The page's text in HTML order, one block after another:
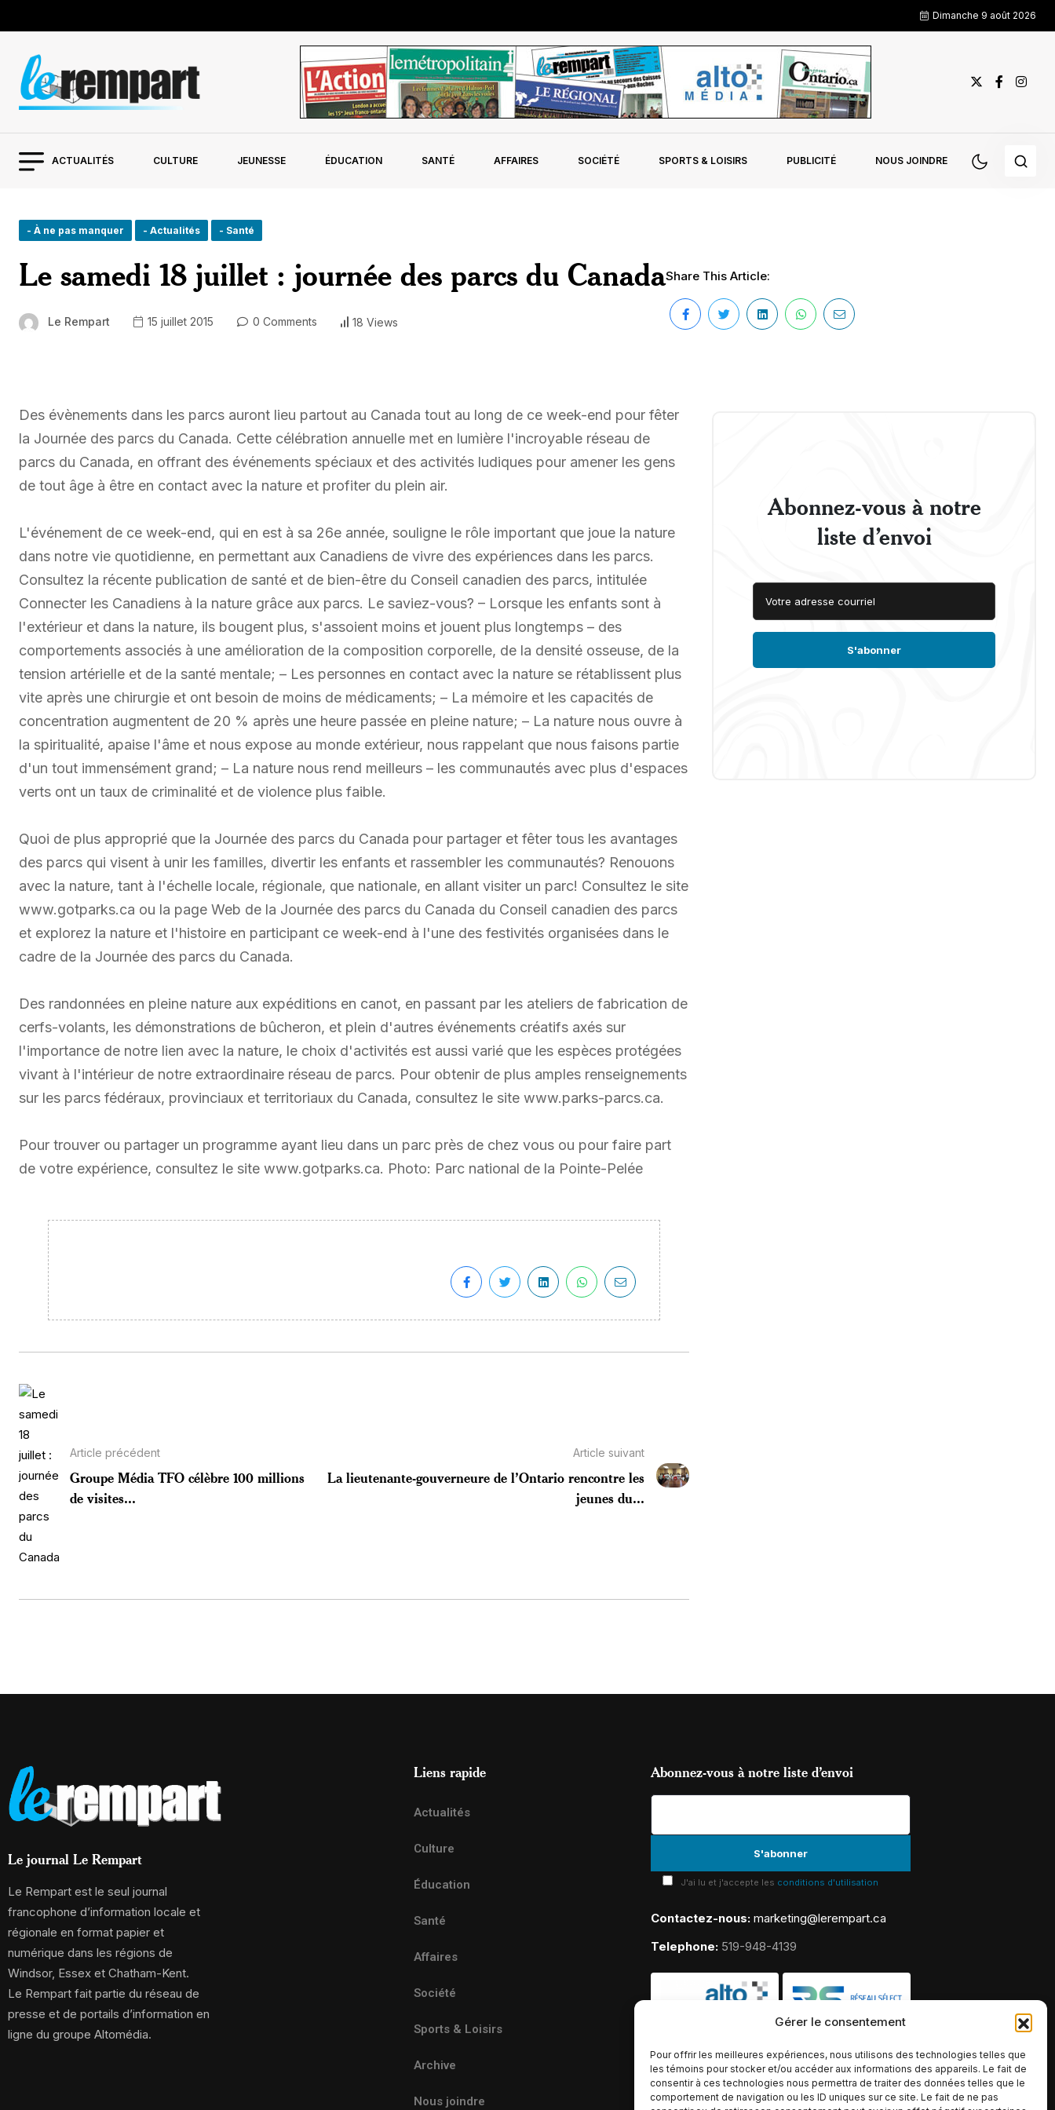
Gérer le consentement
Pour offrir les meilleures expériences, nous utilisons des technologies telles que
les témoins pour stocker et/ou accéder aux informations des appareils. Le fait de
consentir à ces technologies nous permettra de traiter des données telles que le
comportement de navigation ou les ID uniques sur ce site. Le fait de ne pas
Dimanche 9 août 2026
ACTUALITÉS CULTURE JEUNESSE ÉDUCATION SANTÉ AFFAIRES SOCIÉTÉ SPORTS & LOISIRS PUBLICITÉ NOUS JOINDRE
- À ne pas manquer - Actualités - Santé
Le samedi 18 juillet : journée des parcs du Canada
Le Rempart 15 juillet 2015 0 Comments 18 Views
Share This Article:
Des évènements dans les parcs auront lieu partout au Canada tout au long de ce week-end pour fêter
la Journée des parcs du Canada. Cette célébration annuelle met en lumière l'incroyable réseau de
parcs du Canada, en offrant des événements spéciaux et des activités ludiques pour amener les gens
de tout âge à être en contact avec la nature et profiter du plein air.
L'événement de ce week-end, qui en est à sa 26e année, souligne le rôle important que joue la nature
dans notre vie quotidienne, en permettant aux Canadiens de vivre des expériences dans les parcs.
Consultez la récente publication de santé et de bien-être du Conseil canadien des parcs, intitulée
Connecter les Canadiens à la nature grâce aux parcs. Le saviez-vous? – Lorsque les enfants sont à
l'extérieur et dans la nature, ils bougent plus, s'assoient moins et jouent plus longtemps – des
comportements associés à une amélioration de la composition corporelle, de la densité osseuse, de la
tension artérielle et de la santé mentale; – Les personnes en contact avec la nature se rétablissent plus
vite après une chirurgie et ont besoin de moins de médicaments; – La mémoire et les capacités de
concentration augmentent de 20 % après une heure passée en pleine nature; – La nature nous ouvre à
la spiritualité, apaise l'âme et nous expose au monde extérieur, nous rappelant que nous faisons partie
d'un tout immensément grand; – La nature nous rend meilleurs – les communautés avec plus d'espaces
verts ont un taux de criminalité et de violence plus faible.
Quoi de plus approprié que la Journée des parcs du Canada pour partager et fêter tous les avantages
des parcs qui visent à unir les familles, divertir les enfants et rassembler les communautés? Renouons
avec la nature, tant à l'échelle locale, régionale, que nationale, en allant visiter un parc! Consultez le site
www.gotparks.ca ou la page Web de la Journée des parcs du Canada du Conseil canadien des parcs
et explorez la nature et l'histoire en participant ce week-end à l'une des festivités organisées dans le
cadre de la Journée des parcs du Canada.
Des randonnées en pleine nature aux expéditions en canot, en passant par les ateliers de fabrication de
cerfs-volants, les démonstrations de bûcheron, et plein d'autres événements créatifs axés sur
l'importance de notre lien avec la nature, le choix d'activités est aussi varié que les espèces protégées
vivant à l'intérieur de notre extraordinaire réseau de parcs. Pour obtenir de plus amples renseignements
sur les parcs fédéraux, provinciaux et territoriaux du Canada, consultez le site www.parks-parcs.ca.
Pour trouver ou partager un programme ayant lieu dans un parc près de chez vous ou pour faire part
de votre expérience, consultez le site www.gotparks.ca. Photo: Parc national de la Pointe-Pelée
Article précédent
Groupe Média TFO célèbre 100 millions
de visites...
Article suivant
La lieutenante-gouverneure de l’Ontario rencontre les
jeunes du...
Abonnez-vous à notre
liste d’envoi
Le journal Le Rempart
Le Rempart est le seul journal
francophone d’information locale et
régionale en format papier et
numérique dans les régions de
Windsor, Essex et Chatham-Kent.
Le Rempart fait partie du réseau de
presse et de portails d’information en
ligne du groupe Altomédia.
Liens rapide
Actualités
Culture
Éducation
Santé
Affaires
Société
Sports & Loisirs
Archive
Nous joindre
Abonnez-vous à notre liste d’envoi
J'ai lu et j'accepte les conditions d'utilisation
Contactez-nous: marketing@lerempart.ca
Telephone: 519-948-4139